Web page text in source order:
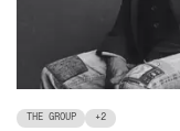
THE GROUP +2